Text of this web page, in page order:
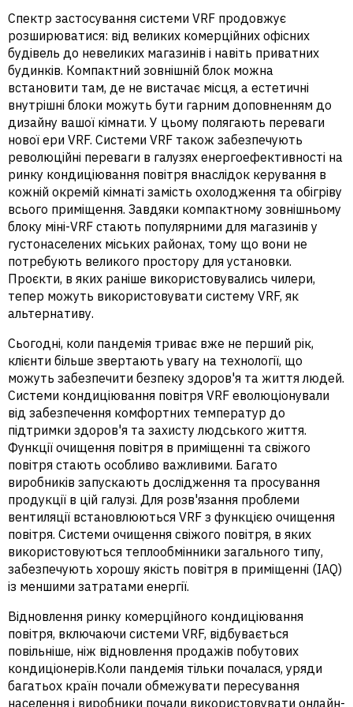
Спектр застосування системи VRF продовжує
розширюватися: від великих комерційних офісних
будівель до невеликих магазинів і навіть приватних
будинків. Компактний зовнішній блок можна
встановити там, де не вистачає місця, а естетичні
внутрішні блоки можуть бути гарним доповненням до
дизайну вашої кімнати. У цьому полягають переваги
нової ери VRF. Системи VRF також забезпечують
революційні переваги в галузях енергоефективності на
ринку кондиціювання повітря внаслідок керування в
кожній окремій кімнаті замість охолодження та обігріву
всього приміщення. Завдяки компактному зовнішньому
блоку міні-VRF стають популярними для магазинів у
густонаселених міських районах, тому що вони не
потребують великого простору для установки.
Проєкти, в яких раніше використовувались чилери,
тепер можуть використовувати систему VRF, як
альтернативу.
Сьогодні, коли пандемія триває вже не перший рік,
клієнти більше звертають увагу на технології, що
можуть забезпечити безпеку здоров'я та життя людей.
Системи кондиціювання повітря VRF еволюціонували
від забезпечення комфортних температур до
підтримки здоров'я та захисту людського життя.
Функції очищення повітря в приміщенні та свіжого
повітря стають особливо важливими. Багато
виробників запускають дослідження та просування
продукції в цій галузі. Для розв'язання проблеми
вентиляції встановлюються VRF з функцією очищення
повітря. Системи очищення свіжого повітря, в яких
використовуються теплообмінники загального типу,
забезпечують хорошу якість повітря в приміщенні (IAQ)
із меншими затратами енергії.
Відновлення ринку комерційного кондиціювання
повітря, включаючи системи VRF, відбувається
повільніше, ніж відновлення продажів побутових
кондиціонерів.Коли пандемія тільки почалася, уряди
багатьох країн почали обмежувати пересування
населення і виробники почали використовувати онлайн-